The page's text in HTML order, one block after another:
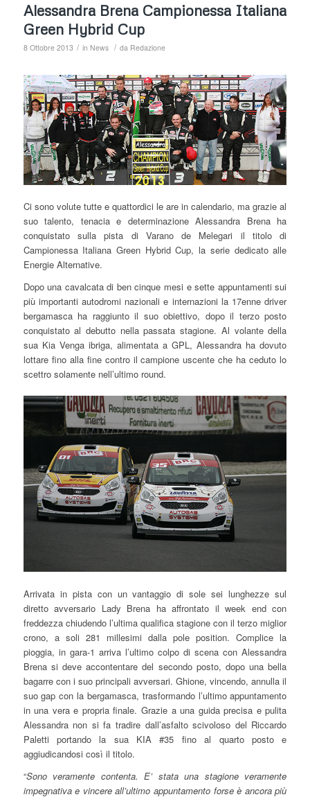
Alessandra Brena Campionessa Italiana
Green Hybrid Cup
8 Ottobre 2013 / in News / da Redazione
Ci sono volute tutte e quattordici le are in calendario, ma grazie al
suo talento, tenacia e determinazione Alessandra Brena ha
conquistato sulla pista di Varano de Melegari il titolo di
Campionessa Italiana Green Hybrid Cup, la serie dedicato alle
Energie Alternative.
Dopo una cavalcata di ben cinque mesi e sette appuntamenti sui
più importanti autodromi nazionali e internazioni la 17enne driver
bergamasca ha raggiunto il suo obiettivo, dopo il terzo posto
conquistato al debutto nella passata stagione. Al volante della
sua Kia Venga ibriga, alimentata a GPL, Alessandra ha dovuto
lottare fino alla fine contro il campione uscente che ha ceduto lo
scettro solamente nell’ultimo round.
Arrivata in pista con un vantaggio di sole sei lunghezze sul
diretto avversario Lady Brena ha affrontato il week end con
freddezza chiudendo l’ultima qualifica stagione con il terzo miglior
crono, a soli 281 millesimi dalla pole position. Complice la
pioggia, in gara-1 arriva l’ultimo colpo di scena con Alessandra
Brena si deve accontentare del secondo posto, dopo una bella
bagarre con i suo principali avversari. Ghione, vincendo, annulla il
suo gap con la bergamasca, trasformando l’ultimo appuntamento
in una vera e propria finale. Grazie a una guida precisa e pulita
Alessandra non si fa tradire dall’asfalto scivoloso del Riccardo
Paletti portando la sua KIA #35 fino al quarto posto e
aggiudicandosi così il titolo.
“Sono veramente contenta. E’ stata una stagione veramente
impegnativa e vincere all’ultimo appuntamento forse è ancora più